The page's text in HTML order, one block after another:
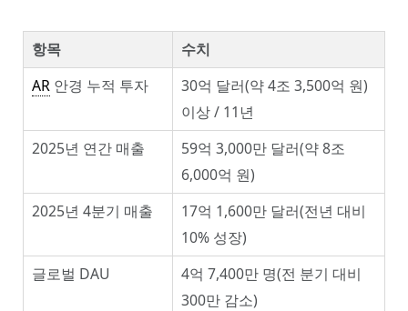
항목
수치
AR 안경 누적 투자
30억 달러(약 4조 3,500억 원)
이상 / 11년
2025년 연간 매출
59억 3,000만 달러(약 8조
6,000억 원)
2025년 4분기 매출
17억 1,600만 달러(전년 대비
10% 성장)
글로벌 DAU
4억 7,400만 명(전 분기 대비
300만 감소)